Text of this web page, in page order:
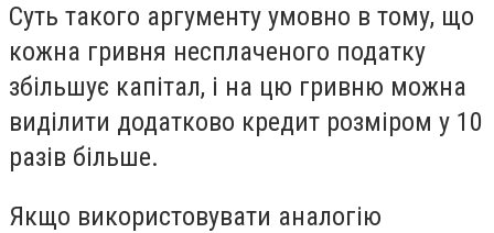
Суть такого аргументу умовно в тому, що
кожна гривня несплаченого податку
збільшує капітал, і на цю гривню можна
виділити додатково кредит розміром у 10
разів більше.
Якщо використовувати аналогію